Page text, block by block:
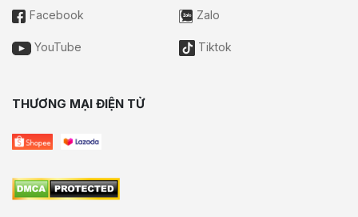
Facebook Zalo
YouTube Tiktok
THƯƠNG MẠI ĐIỆN TỬ